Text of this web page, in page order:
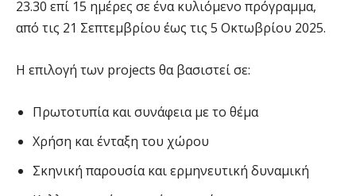
23.30 επί 15 ημέρες σε ένα κυλιόμενο πρόγραμμα,
από τις 21 Σεπτεμβρίου έως τις 5 Οκτωβρίου 2025.
Η επιλογή των projects θα βασιστεί σε:
Πρωτοτυπία και συνάφεια με το θέμα
Χρήση και ένταξη του χώρου
Σκηνική παρουσία και ερμηνευτική δυναμική